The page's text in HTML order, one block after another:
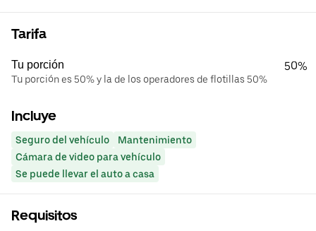
Tarifa
Tu porción
Tu porción es 50% y la de los operadores de flotillas 50%
50%
Incluye
Seguro del vehículo
Mantenimiento
Cámara de video para vehículo
Se puede llevar el auto a casa
Requisitos